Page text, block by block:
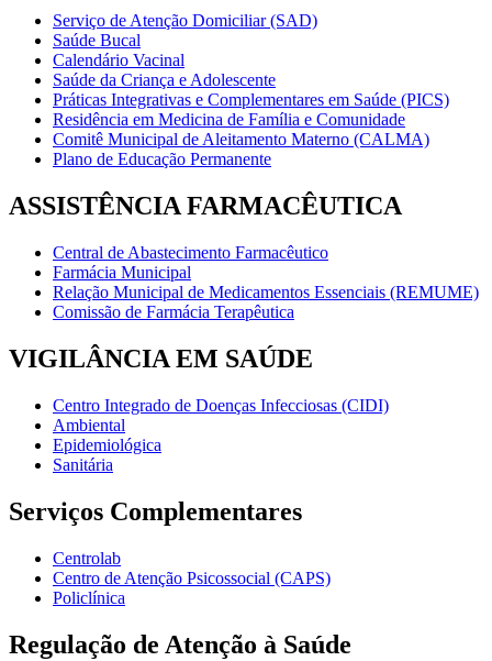
Serviço de Atenção Domiciliar (SAD)
Saúde Bucal
Calendário Vacinal
Saúde da Criança e Adolescente
Práticas Integrativas e Complementares em Saúde (PICS)
Residência em Medicina de Família e Comunidade
Comitê Municipal de Aleitamento Materno (CALMA)
Plano de Educação Permanente
ASSISTÊNCIA FARMACÊUTICA
Central de Abastecimento Farmacêutico
Farmácia Municipal
Relação Municipal de Medicamentos Essenciais (REMUME)
Comissão de Farmácia Terapêutica
VIGILÂNCIA EM SAÚDE
Centro Integrado de Doenças Infecciosas (CIDI)
Ambiental
Epidemiológica
Sanitária
Serviços Complementares
Centrolab
Centro de Atenção Psicossocial (CAPS)
Policlínica
Regulação de Atenção à Saúde